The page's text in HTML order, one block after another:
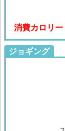
消費カロリ
ジョギング